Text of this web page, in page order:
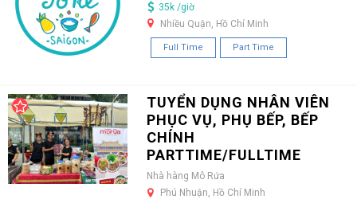
35k /giờ
Nhiều Quận, Hồ Chí Minh
Full Time Part Time
TUYỂN DỤNG NHÂN VIÊN
PHỤC VỤ, PHỤ BẾP, BẾP
CHÍNH
PARTTIME/FULLTIME
Nhà hàng Mô Rứa
Phú Nhuận, Hồ Chí Minh